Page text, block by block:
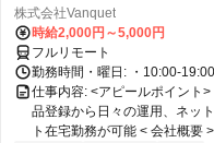
株式会社Vanquet
時給2,000円～5,000円
フルリモート
勤務時間・曜日: ・10:00-
仕事内容: <アピールポイント
品登録から日々の運用、ネッ
ト在宅勤務が可能 < 会社概要